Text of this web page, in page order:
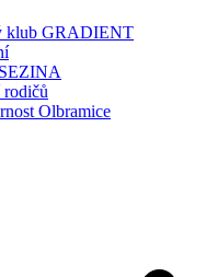
klub GRADIENT
rodičů
Olbramice